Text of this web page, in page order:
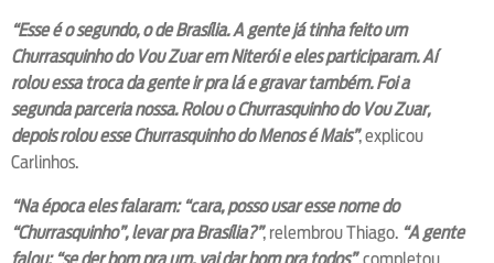
“Esse é o segundo, o de Brasília. A gente já tinha feito um
Churrasquinho do Vou Zuar em Niterói e eles participaram. Aí
rolou essa troca da gente ir pra lá e gravar também. Foi a
segunda parceria nossa. Rolou o Churrasquinho do Vou Zuar,
depois rolou esse Churrasquinho do Menos é Mais”, explicou
Carlinhos.
“Na época eles falaram: “cara, posso usar esse nome do
“Churrasquinho”, levar pra Brasília?”, relembrou Thiago. “A gente